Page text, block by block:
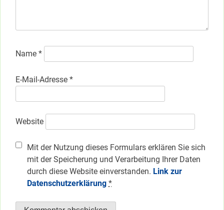
Name *
E-Mail-Adresse *
Website
Mit der Nutzung dieses Formulars erklären Sie sich
mit der Speicherung und Verarbeitung Ihrer Daten
durch diese Website einverstanden. Link zur
Datenschutzerklärung *